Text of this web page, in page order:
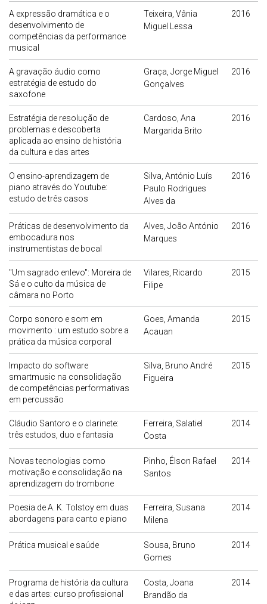
A expressão dramática e o
desenvolvimento de
competências da performance
musical
Teixeira, Vânia
Miguel Lessa
2016
A gravação áudio como
estratégia de estudo do
saxofone
Graça, Jorge Miguel
Gonçalves
2016
Estratégia de resolução de
problemas e descoberta
aplicada ao ensino de história
da cultura e das artes
Cardoso, Ana
Margarida Brito
2016
O ensino-aprendizagem de
piano através do Youtube:
estudo de três casos
Silva, António Luís
Paulo Rodrigues
Alves da
2016
Práticas de desenvolvimento da
embocadura nos
instrumentistas de bocal
Alves, João António
Marques
2016
"Um sagrado enlevo": Moreira de
Sá e o culto da música de
câmara no Porto
Vilares, Ricardo
Filipe
2015
Corpo sonoro e som em
movimento : um estudo sobre a
prática da música corporal
Goes, Amanda
Acauan
2015
Impacto do software
smartmusic na consolidação
de competências performativas
em percussão
Silva, Bruno André
Figueira
2015
Cláudio Santoro e o clarinete:
três estudos, duo e fantasia
Ferreira, Salatiel
Costa
2014
Novas tecnologias como
motivação e consolidação na
aprendizagem do trombone
Pinho, Élson Rafael
Santos
2014
Poesia de A. K. Tolstoy em duas
abordagens para canto e piano
Ferreira, Susana
Milena
2014
Prática musical e saúde
Sousa, Bruno
Gomes
2014
Programa de história da cultura
e das artes: curso profissional
Costa, Joana
Brandão da
2014